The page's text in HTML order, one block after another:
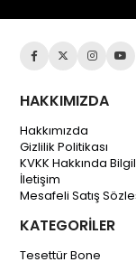
HAKKIMIZDA
Hakkımızda
Gizlilik Politikası
KVKK Hakkında
İletişim
Mesafeli Satış
KATEGORİLER
Tesettür Bone